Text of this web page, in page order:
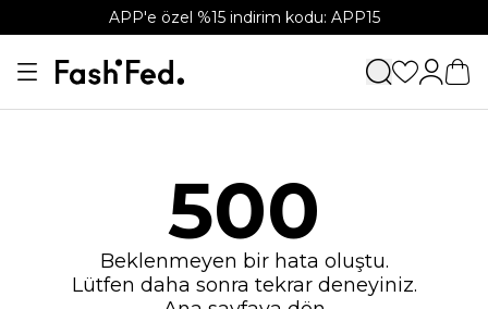
APP'e özel %15 indirim kodu: APP15
500
Beklenmeyen bir hata oluştu.
Lütfen daha sonra tekrar deneyiniz.